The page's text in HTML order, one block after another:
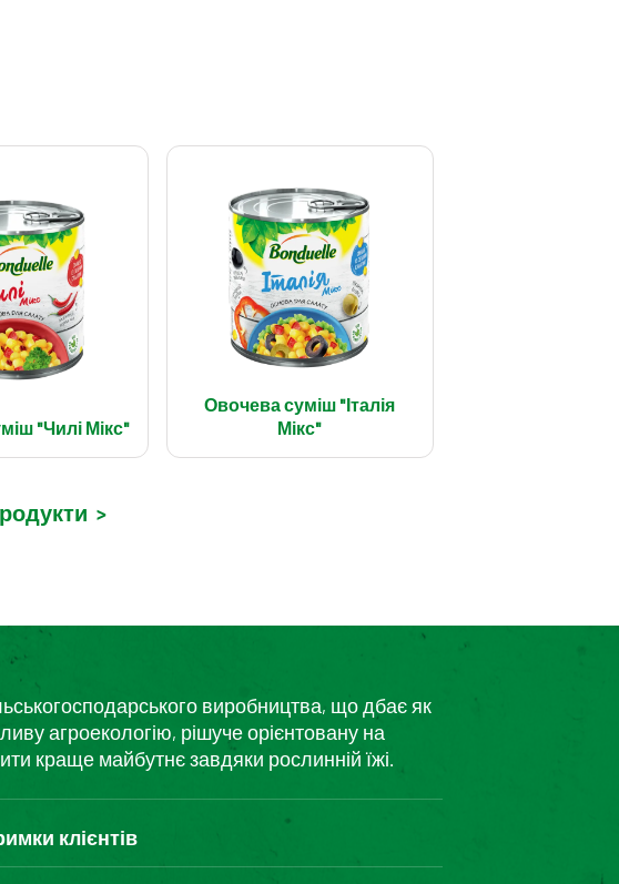
"Чилі Мікс"
Овочева суміш "Італія
Мікс"
>
виробництва, що дбає як
агроекологію, рішуче орієнтовану на
краще майбутнє завдяки рослинній їжі.
клієнтів